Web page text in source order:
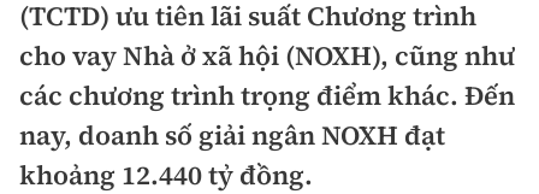
Xã hội
Chuyện dọc đường
Cải chính
Chỉ đạo điều hành
Quy hoạch kiến trúc
Vật liệu xây dựng
Giao thông
Quản lý
Đường bộ
Kinh tế
Thị trường
(TCTD) ưu tiên lãi suất Chương trình
cho vay Nhà ở xã hội (NOXH), cũng như
các chương trình trọng điểm khác. Đến
nay, doanh số giải ngân NOXH đạt
khoảng 12.440 tỷ đồng.